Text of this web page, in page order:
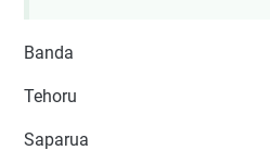
Banda
Tehoru
Saparua